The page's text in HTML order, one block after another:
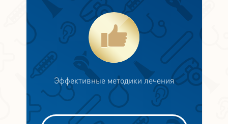
Эффективные методики лечения